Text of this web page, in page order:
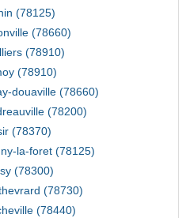
(78125)
(78660)
(78910)
(78910)
douaville (78660)
(78200)
(78370)
la-foret (78125)
(78300)
(78730)
(78440)